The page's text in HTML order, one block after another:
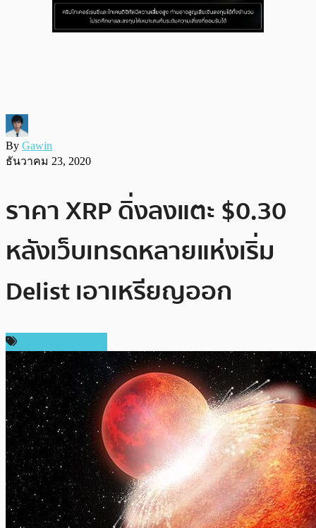
By Gawin
ธันวาคม 23, 2020
ราคา XRP ดิ่งลงแตะ $0.30
หลังเว็บเทรดหลายแห่งเริ่ม
Delist เอาเหรียญออก